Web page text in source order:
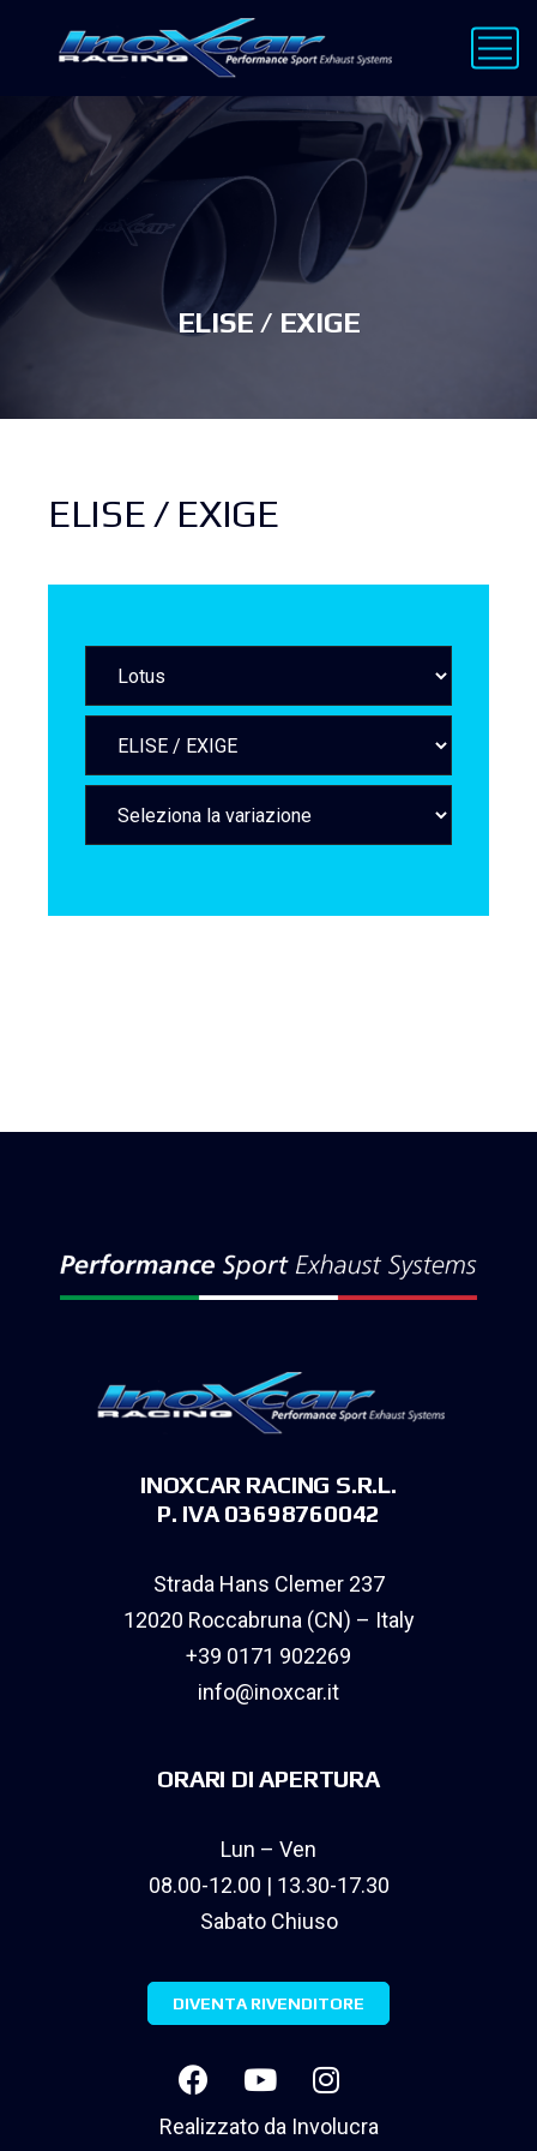
ELISE / EXIGE
ELISE / EXIGE
INOXCAR RACING S.R.L.
P. IVA 03698760042
Strada Hans Clemer 237
12020 Roccabruna (CN) – Italy
+39 0171 902269
info@inoxcar.it
ORARI DI APERTURA
Lun – Ven
08.00-12.00 | 13.30-17.30
Sabato Chiuso
DIVENTA RIVENDITORE
Realizzato da Involucra